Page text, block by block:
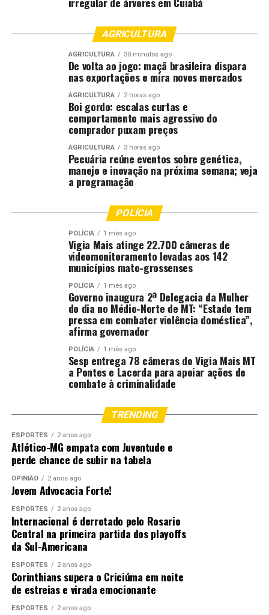
AGRICULTURA
AGRICULTURA 30 minutos ago
De volta ao jogo: maçã brasileira dispara
nas exportações e mira novos mercados
AGRICULTURA 2 horas ago
Boi gordo: escalas curtas e
comportamento mais agressivo do
comprador puxam preços
AGRICULTURA 3 horas ago
Pecuária reúne eventos sobre genética,
manejo e inovação na próxima semana; veja
a programação
POLÍCIA
POLÍCIA 1 mês ago
Vigia Mais atinge 22.700 câmeras de
videomonitoramento levadas aos 142
municípios mato-grossenses
POLÍCIA 1 mês ago
Governo inaugura 2ª Delegacia da Mulher
do dia no Médio-Norte de MT: “Estado tem
pressa em combater violência doméstica”,
afirma governador
POLÍCIA 1 mês ago
Sesp entrega 78 câmeras do Vigia Mais MT
a Pontes e Lacerda para apoiar ações de
combate à criminalidade
TRENDING
ESPORTES 2 anos ago
Atlético-MG empata com Juventude e
perde chance de subir na tabela
OPINIÃO 2 anos ago
Jovem Advocacia Forte!
ESPORTES 2 anos ago
Internacional é derrotado pelo Rosario
Central na primeira partida dos playoffs
da Sul-Americana
ESPORTES 2 anos ago
Corinthians supera o Criciúma em noite
de estreias e virada emocionante
ESPORTES 2 anos ago